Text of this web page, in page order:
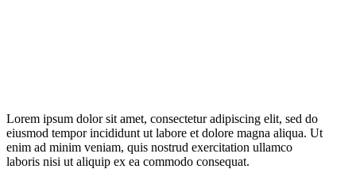
Lorem ipsum dolor sit amet, consectetur adipiscing elit, sed do
eiusmod tempor incididunt ut labore et dolore magna aliqua. Ut
enim ad minim veniam, quis nostrud exercitation ullamco
laboris nisi ut aliquip ex ea commodo consequat.